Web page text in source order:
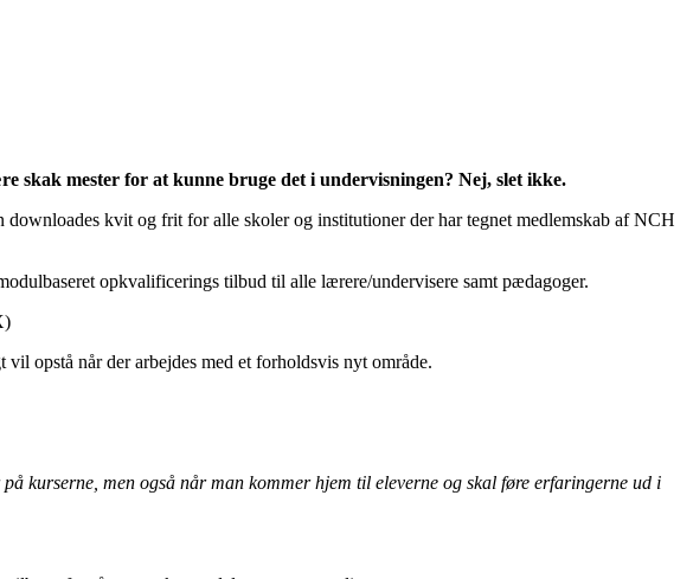
mester for at kunne bruge det i undervisningen? Nej, slet ikke.
kvit og frit for alle skoler og institutioner der har tegnet medlemskab af NCH
opkvalificerings tilbud til alle lærere/undervisere samt pædagoger.
opstå når der arbejdes med et forholdsvis nyt område.
kurserne, men også når man kommer hjem til eleverne og skal føre erfaringerne ud i